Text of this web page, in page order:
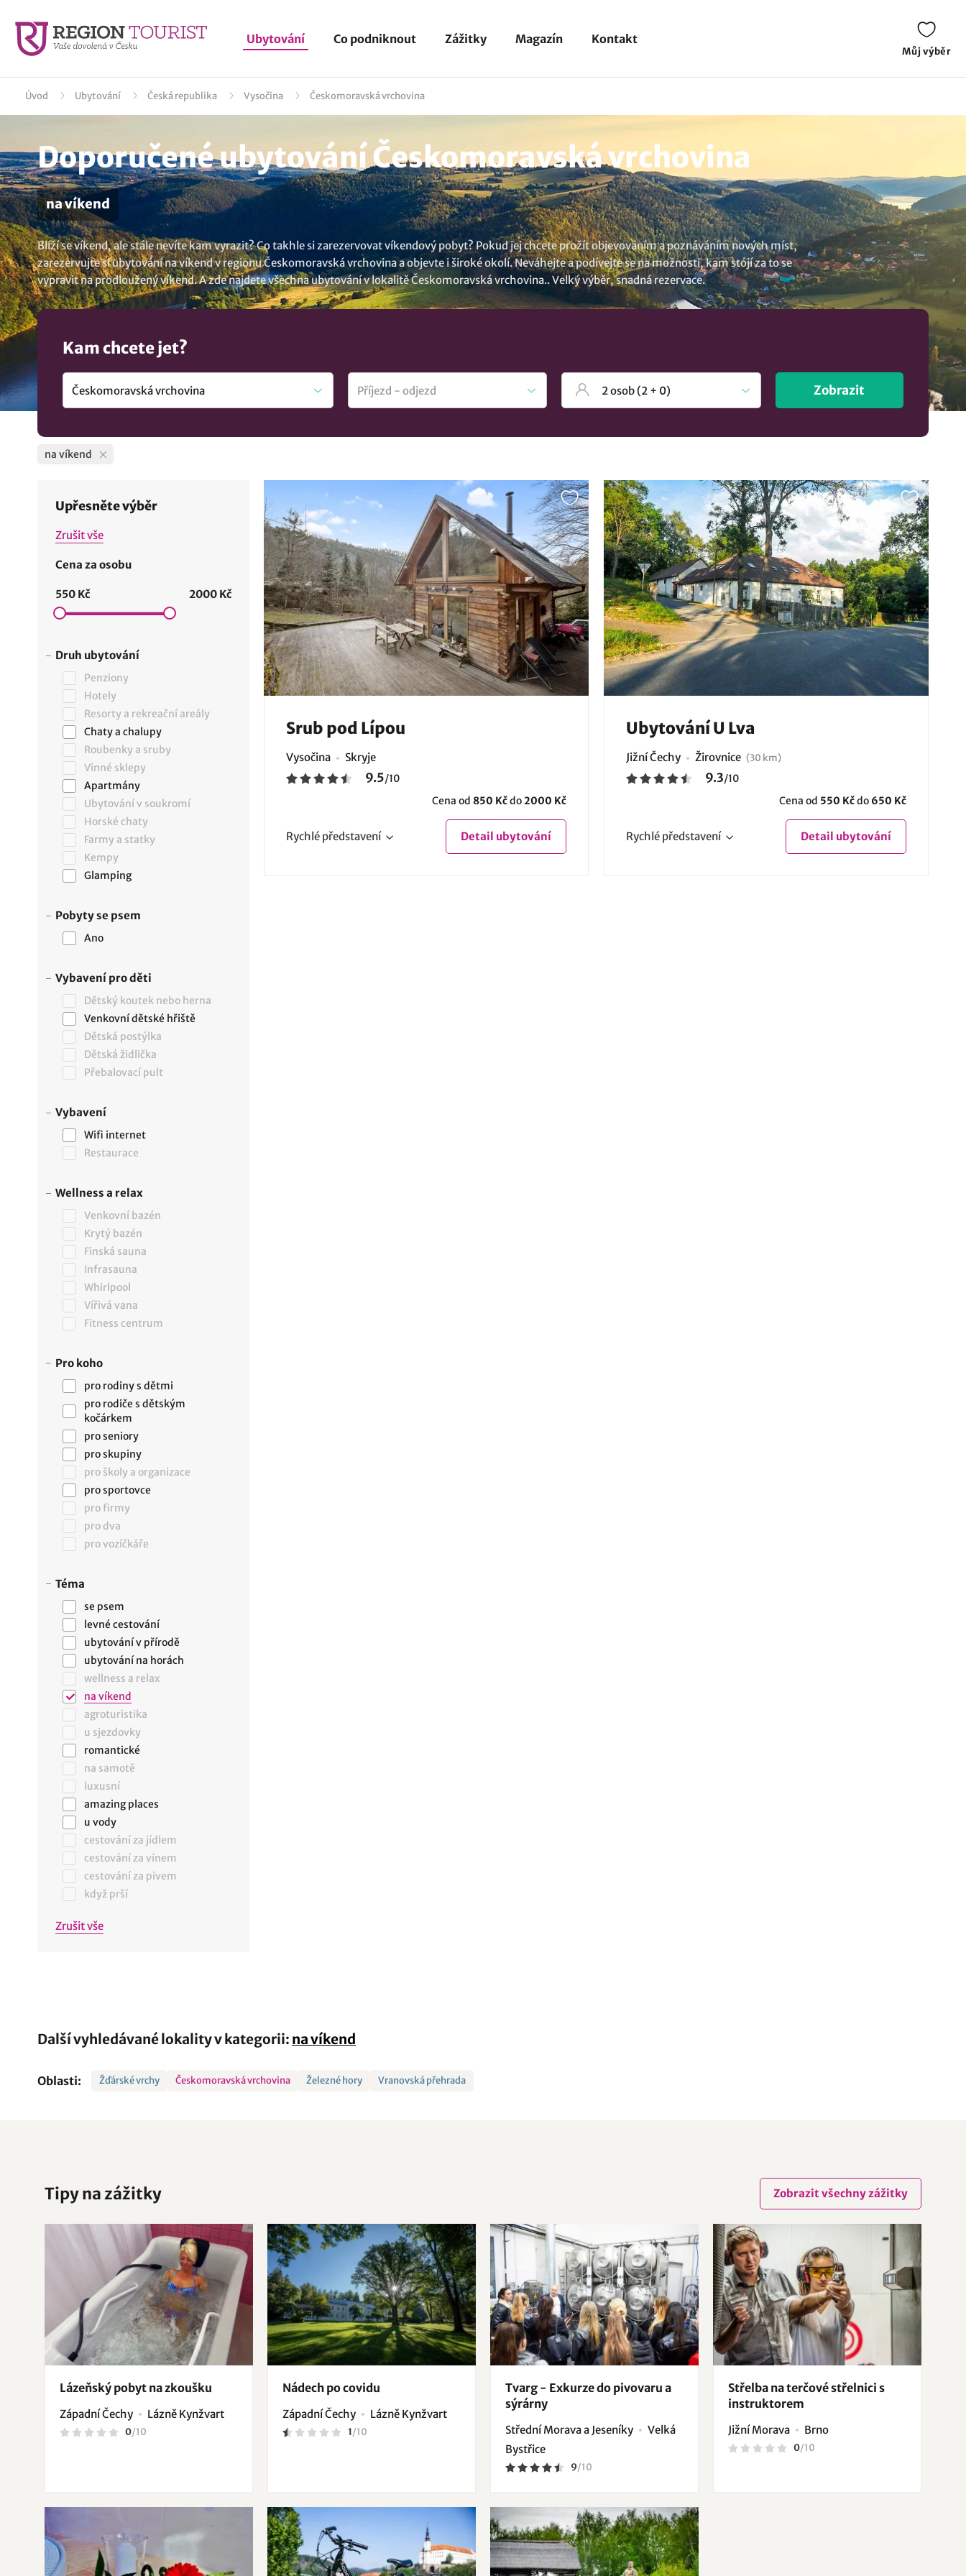
Ubytování Co podniknout Zážitky Magazín Kontakt
Můj výběr
Úvod Ubytování Česká republika Vysočina Českomoravská vrchovina
Doporučené ubytování Českomoravská vrchovina
na víkend
Blíží se víkend, ale stále nevíte kam vyrazit? Co takhle si zarezervovat víkendový pobyt? Pokud jej chcete prožít objevováním a poznáváním nových míst,
zarezervujte si ubytování na víkend v regionu Českomoravská vrchovina a objevte i široké okolí. Neváhejte a podívejte se na možnosti, kam stojí za to se
vypravit na prodloužený víkend. A zde najdete všechnaubytování v lokalitě Českomoravská vrchovina.. Velký výběr, snadná rezervace.
Kam chcete jet?
Zobrazit
na víkend
Upřesněte výběr
Zrušit vše
Cena za osobu
550 Kč 2000 Kč
Druh ubytování
Penziony
Hotely
Resorty a rekreační areály
Chaty a chalupy
Roubenky a sruby
Vinné sklepy
Apartmány
Ubytování v soukromí
Horské chaty
Farmy a statky
Kempy
Glamping
Pobyty se psem
Ano
Vybavení pro děti
Dětský koutek nebo herna
Venkovní dětské hřiště
Dětská postýlka
Dětská židlička
Přebalovací pult
Vybavení
Wifi internet
Restaurace
Wellness a relax
Venkovní bazén
Krytý bazén
Finská sauna
Infrasauna
Whirlpool
Vířivá vana
Fitness centrum
Pro koho
pro rodiny s dětmi
pro rodiče s dětským
kočárkem
pro seniory
pro skupiny
pro školy a organizace
pro sportovce
pro firmy
pro dva
pro vozíčkáře
Téma
se psem
levné cestování
ubytování v přírodě
ubytování na horách
wellness a relax
na víkend
agroturistika
u sjezdovky
romantické
na samotě
luxusní
amazing places
u vody
cestování za jídlem
cestování za vínem
cestování za pivem
když prší
Zrušit vše
Srub pod Lípou
Vysočina Skryje
9.5/10
Cena od 850 Kčdo2000 Kč
Rychlé představení Detail ubytování
Ubytování U Lva
Jižní Čechy Žirovnice (30 km)
9.3/10
Cena od 550 Kčdo 650 Kč
Rychlé představení Detail ubytování
Další vyhledávané lokality v kategorii: na víkend
Oblasti: Žďárské vrchy Českomoravská vrchovina Železné hory Vranovská přehrada
Tipy na zážitky Zobrazit všechny zážitky
Lázeňský pobyt na zkoušku
Západní Čechy Lázně Kynžvart
0/10
Nádech po covidu
Západní Čechy Lázně Kynžvart
1/10
Tvarg - Exkurze do pivovaru a
sýrárny
Střední Morava a Jeseníky
Velká
Bystřice
9/10
Střelba na terčové střelnici s
instruktorem
Jižní Morava Brno
0/10